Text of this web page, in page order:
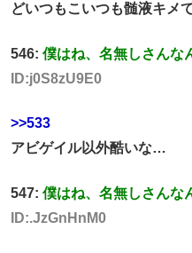
どいつもこいつも髄液キメ
546: 僕はね、名無しさんな
ID:j0S8zU9E0
>>533
アビゲイル以外酷いな…
547: 僕はね、名無しさんな
ID:.JzGnHnM0